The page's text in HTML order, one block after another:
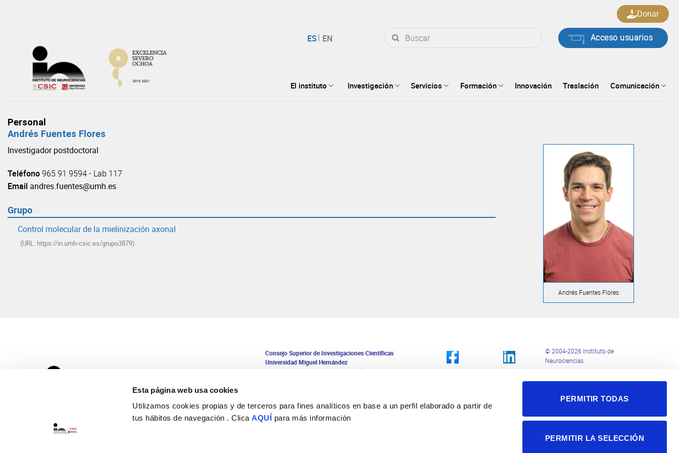
Esta página web usa cookies
Utilizamos cookies propias y de terceros para fines analíticos en base a un perfil elaborado a partir de
tus hábitos de navegación . ClicaAQUÍ para más información
PERMITIR TODAS
PERMITIR LA SELECCIÓN
por:
Acceso usuarios
Donar
El instituto Investigación Servicios Formación Innovación Traslación Comunicación
Personal
Andrés Fuentes Flores
Investigador postdoctoral
Teléfono965 91 9594 - Lab 117
Email andres.fuentes@umh.es
Grupo
Control molecular de la mielinización axonal
(URL: https://in.umh-csic.es/grupo3879)
Andrés Fuentes Flores
Consejo Superior de Investigaciones Científicas
Universidad Miguel Hernández
Campus de San Juan | Sant Joan d’Alacant
Fax + 34 965 91 95 61
© 2004-2026 Instituto de
Neurociencias
Política de privacidad
Accesibilidad